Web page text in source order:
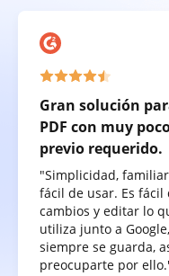
Gran solución
PDF con muy
previo requerido.
"Simplicidad,
fácil de usar. Es fácil
cambios y editar lo
utiliza junto a
siempre se guarda,
preocuparte por